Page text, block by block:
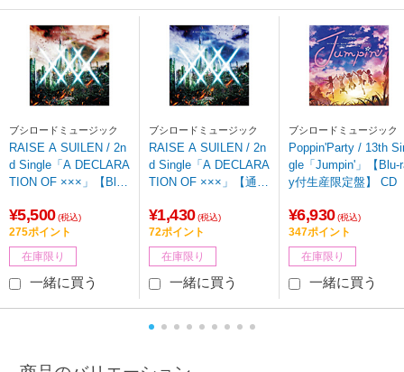
ブシロードミュージック
RAISE A SUILEN / 2n
d Single「A DECLARA
TION OF ×××」【Blu-r
¥5,500 (税込)
275ポイント
在庫限り
一緒に買う
ブシロードミュージック
RAISE A SUILEN / 2n
d Single「A DECLARA
TION OF ×××」【通常
¥1,430 (税込)
72ポイント
在庫限り
一緒に買う
ブシロードミュージック
Poppin'Party / 13th
gle「Jumpin'」【Blu-
y付生産限定盤】 CD
¥6,930 (税込)
347ポイント
在庫限り
一緒に買う